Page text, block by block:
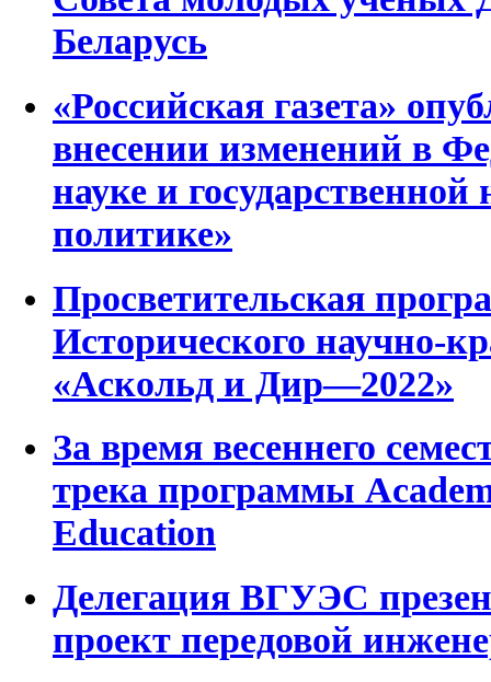
Беларусь
«Российская газета»
внесении изменений в
науке и государственной
политике»
Просветительская
Исторического научно-
«Аскольд и Дир—2022»
За время весеннего
трека программы
Education
Делегация ВГУЭС
проект передовой